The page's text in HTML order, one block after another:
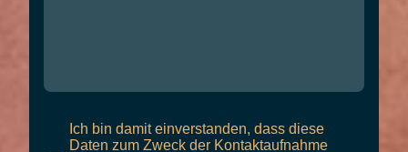
Ich bin damit einverstanden, dass diese
Daten zum Zweck der Kontaktaufnahme